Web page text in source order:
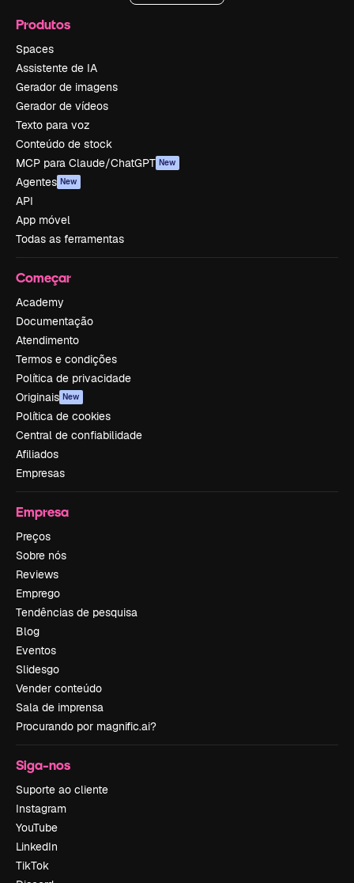
Produtos
Spaces
Assistente de IA
Gerador de imagens
Gerador de vídeos
Texto para voz
Conteúdo de stock
MCP para Claude/ChatGPT New
Agentes New
API
App móvel
Todas as ferramentas
Começar
Academy
Documentação
Atendimento
Termos e condições
Política de privacidade
Originais New
Política de cookies
Central de confiabilidade
Afiliados
Empresas
Empresa
Preços
Sobre nós
Reviews
Emprego
Tendências de pesquisa
Blog
Eventos
Slidesgo
Vender conteúdo
Sala de imprensa
Procurando por magnific.ai?
Siga-nos
Suporte ao cliente
Instagram
YouTube
LinkedIn
TikTok